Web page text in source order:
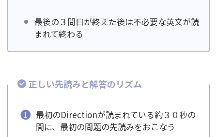
最後の３問目が終えた後は不必要な英文が読
まれて終わる
正しい先読みと解答のリズム
最初のDirectionが読まれている約３０秒の
間に、最初の問題の先読みをおこなう